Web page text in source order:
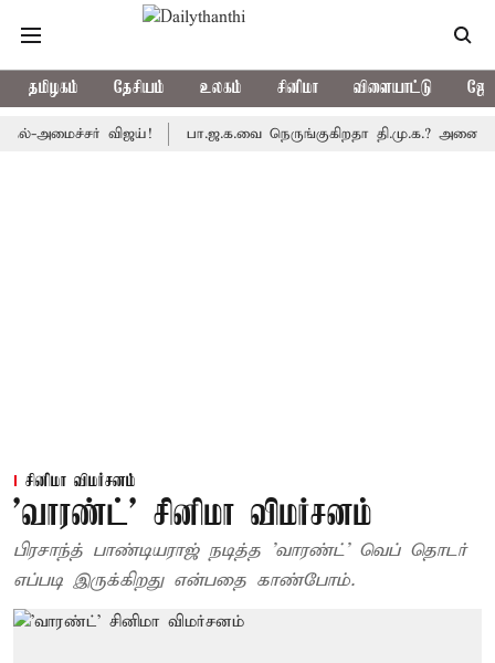
தமிழகம் தேசியம் உலகம் சினிமா விளையாட்டு
விஜய்! பா.ஜ.க.வை நெருங்குகிறதா தி.மு.க.?
சினிமா விமர்சனம்
'வாரண்ட்' சினிமா விமர்சனம்
பிரசாந்த் பாண்டியராஜ் நடித்த 'வாரண்ட்' வெப் தொடர்
எப்படி இருக்கிறது என்பதை காண்போம்.